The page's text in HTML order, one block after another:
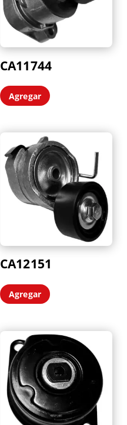
CA11744
Agregar
CA12151
Agregar